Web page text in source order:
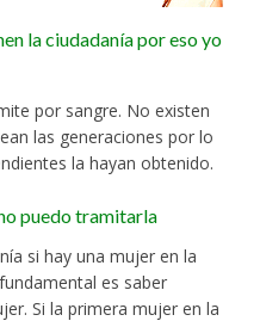
la ciudadanía por eso yo
por sangre. No existen
las generaciones por lo
la hayan obtenido.
puedo tramitarla
si hay una mujer en la
es saber
Si la primera mujer en la